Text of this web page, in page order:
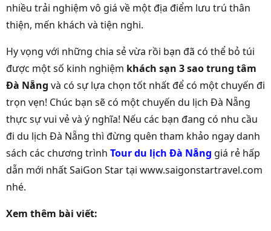
nhiều trải nghiệm vô giá về một địa điểm lưu trú thân
thiện, mến khách và tiện nghi.
Hy vọng với những chia sẻ vừa rồi bạn đã có thể bỏ túi
được một số kinh nghiệm khách sạn 3 sao trung tâm
Đà Nẵng và có sự lựa chọn tốt nhất để có một chuyến đi
trọn vẹn! Chúc bạn sẽ có một chuyến du lịch Đà Nẵng
thực sự vui vẻ và ý nghĩa! Nếu các bạn đang có nhu cầu
đi du lịch Đà Nẵng thì đừng quên tham khảo ngay danh
sách các chương trình Tour du lịch Đà Nẵng giá rẻ hấp
dẫn mới nhất SaiGon Star tại www.saigonstartravel.com
nhé.
Xem thêm bài viết: